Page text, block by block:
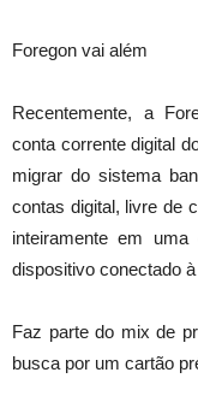
Foregon vai além
Recentemente, a
conta corrente digital
migrar do sistema
contas digital, livre de
inteiramente em
dispositivo conectado
Faz parte do mix de
busca por um cartão